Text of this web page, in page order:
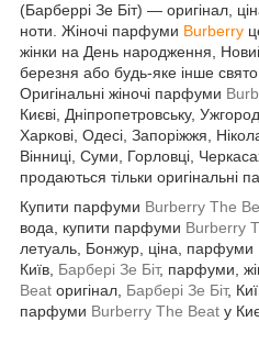
(Барберрі Зе Біт) — оригінал,
ноти. Жіночі парфуми Burberry
жінки на День народження,
березня або будь-яке інше
Оригінальні жіночі парфуми
Києві, Дніпропетровську,
Харкові, Одесі, Запоріжжя,
Вінниці, Суми, Горловці,
продаються тільки оригінальні
Купити парфуми Burberry The
вода, купити парфуми Burberry
летуаль, Бонжур, ціна, парфуми
Київ, Барбері Зе Біт, парфуми,
Beat оригінал, Барбері Зе Біт,
парфуми Burberry The Beat у